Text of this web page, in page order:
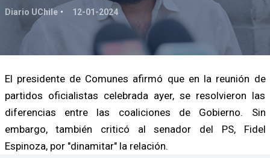
Diario UChile 12-01-2024
El presidente de Comunes afirmó que en la reunión de
partidos oficialistas celebrada ayer, se resolvieron las
diferencias entre las coaliciones de Gobierno. Sin
embargo, también criticó al senador del PS, Fidel
Espinoza, por "dinamitar" la relación.